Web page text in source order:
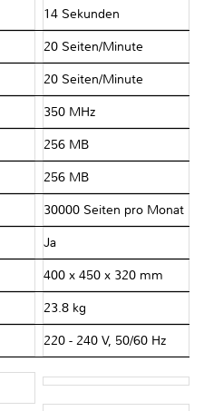
14 Sekunden
20 Seiten/Minute
20 Seiten/Minute
350 MHz
256 MB
256 MB
30000 Seiten pro Monat
Ja
400 x 450 x 320 mm
23.8 kg
220 - 240 V, 50/60 Hz